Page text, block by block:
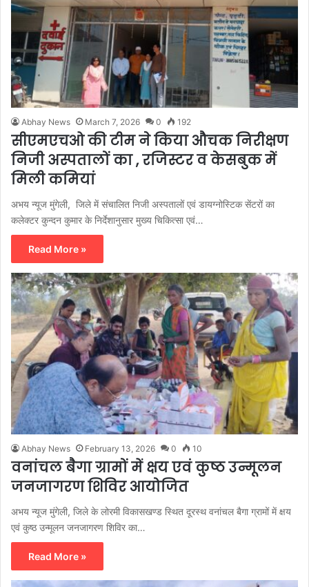
Abhay News March 7, 2026 0 192
सीएमएचओ की टीम ने किया औचक निरीक्षण
निजी अस्पतालों का , रजिस्टर व केसबुक में
मिली कमियां
अभय न्यूज मुंगेली, जिले में संचालित निजी अस्पतालों एवं डायग्नोस्टिक सेंटरों का
कलेक्टर कुन्दन कुमार के निर्देशानुसार मुख्य चिकित्सा एवं…
Read More »
Abhay News February 13, 2026 0 10
वनांचल बैगा ग्रामों में क्षय एवं कुष्ठ उन्मूलन
जनजागरण शिविर आयोजित
अभय न्यूज मुंगेली, जिले के लोरमी विकासखण्ड स्थित दूरस्थ वनांचल बैगा ग्रामों में क्षय
एवं कुष्ठ उन्मूलन जनजागरण शिविर का…
Read More »